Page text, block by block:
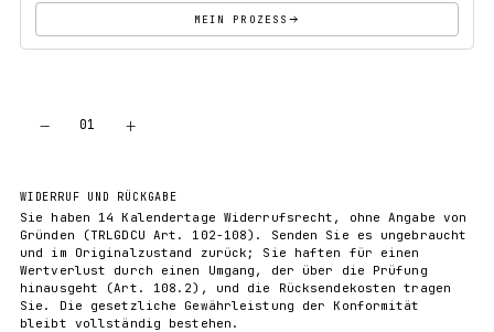
MEIN PROZESS
− 01 +
WIDERRUF UND RÜCKGABE
Sie haben 14 Kalendertage Widerrufsrecht, ohne Angabe von
Gründen (TRLGDCU Art. 102-108). Senden Sie es ungebraucht
und im Originalzustand zurück; Sie haften für einen
Wertverlust durch einen Umgang, der über die Prüfung
hinausgeht (Art. 108.2), und die Rücksendekosten tragen
Sie. Die gesetzliche Gewährleistung der Konformität
bleibt vollständig bestehen.